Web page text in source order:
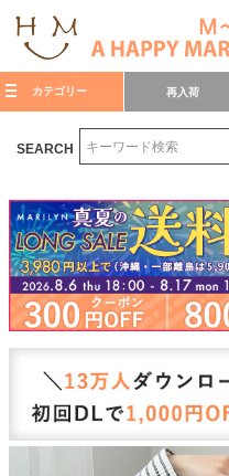
カテゴリー 再入荷
SEARCH